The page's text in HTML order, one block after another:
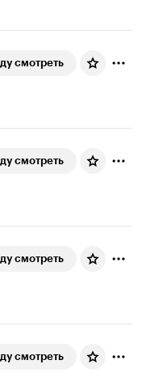
смотреть
смотреть
смотреть
смотреть